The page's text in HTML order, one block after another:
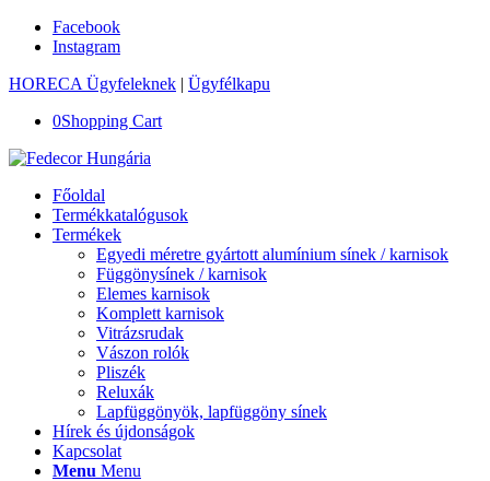
Facebook
Instagram
HORECA Ügyfeleknek | Ügyfélkapu
0Shopping Cart
Főoldal
Termékkatalógusok
Termékek
Egyedi méretre gyártott alumínium sínek / karnisok
Függönysínek / karnisok
Elemes karnisok
Komplett karnisok
Vitrázsrudak
Vászon rolók
Pliszék
Reluxák
Lapfüggönyök, lapfüggöny sínek
Hírek és újdonságok
Kapcsolat
Menu Menu